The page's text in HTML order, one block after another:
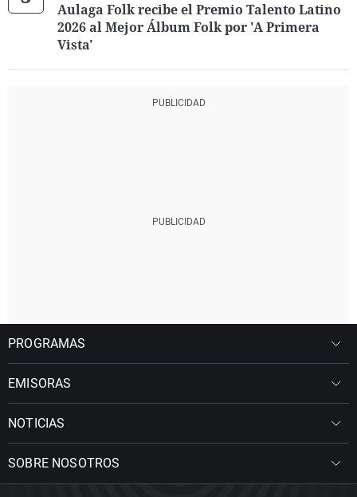
Aulaga Folk recibe el Premio Talento Latino
2026 al Mejor Álbum Folk por 'A Primera
Vista'
PROGRAMAS
EMISORAS
NOTICIAS
SOBRE NOSOTROS